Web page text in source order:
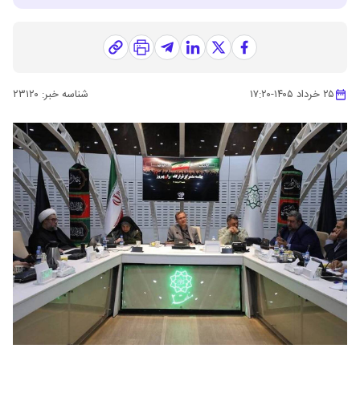
۲۵ خرداد ۱۴۰۵ -۱۷:۲۰ شناسه خبر: ۲۳۱۲۰